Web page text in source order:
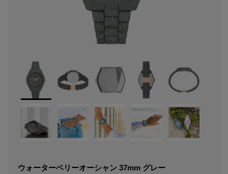
ウォーターベリーオーシャン 37mm グレー